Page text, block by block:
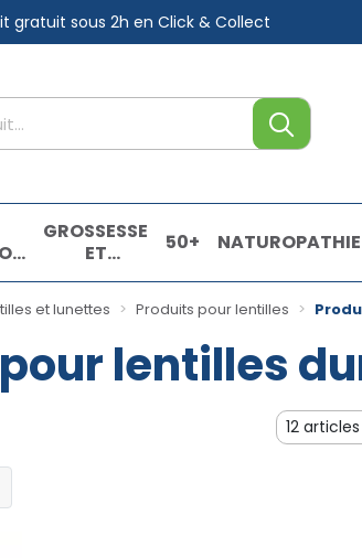
gratuit sous 2h en Click & Collect
GROSSESSE
ET
ENFANTS
50+ NATUROPATHIE
et lunettes Produits pour lentilles
lentilles